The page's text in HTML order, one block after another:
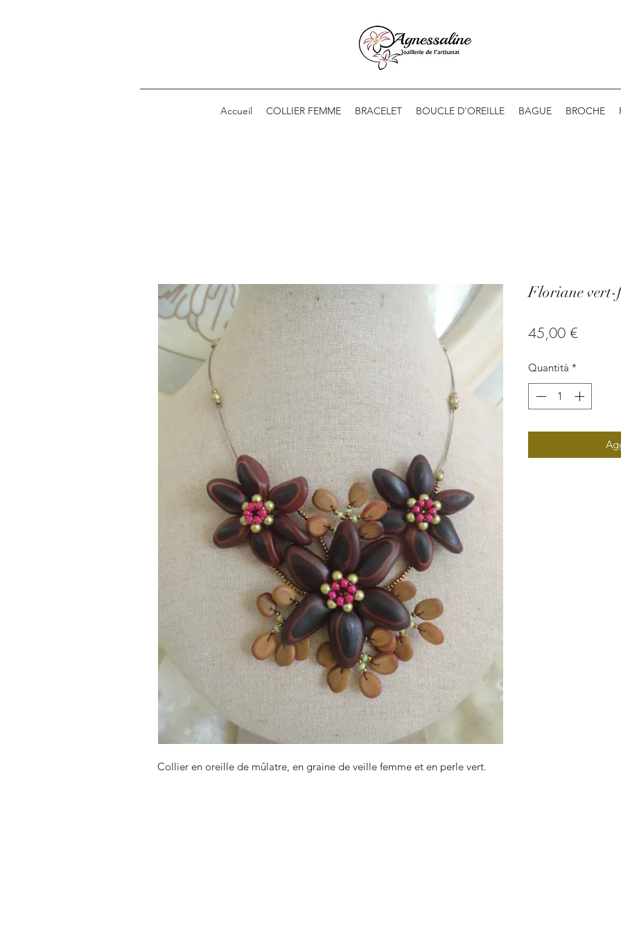
Accueil COLLIER FEMME BRACELET BOUCLE D'OREILLE BAGUE BROCHE
Collier en oreille de mûlatre, en graine de veille femme et en perle vert.
Floriane vert-
45,00 €Prezzo
Quantità *